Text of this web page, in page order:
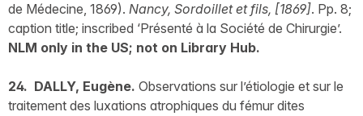
de Médecine, 1869). Nancy, Sordoillet et fils, [1869]. Pp. 8;
caption title; inscribed ‘Présenté à la Société de Chirurgie’.
NLM only in the US; not on Library Hub.
24. DALLY, Eugène. Observations sur l’étiologie et sur le
traitement des luxations atrophiques du fémur dites